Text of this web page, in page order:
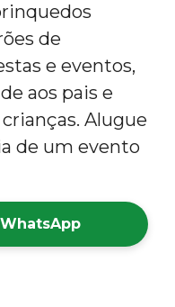
de
e eventos,
aos pais e
Alugue
de um evento